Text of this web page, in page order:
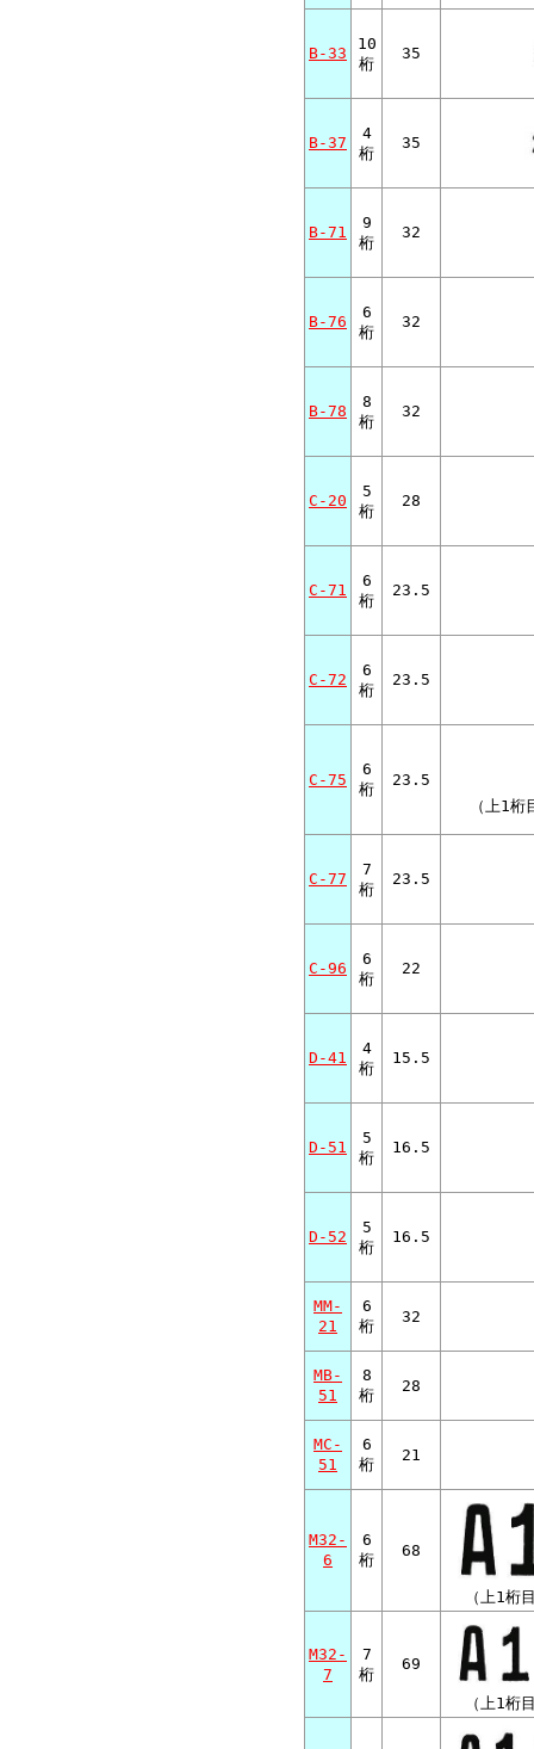
B-33
10
桁
35
B-37
4
桁
35
B-71
9
桁
32
B-76
6
桁
32
B-78
8
桁
32
C-20
5
桁
28
C-71
6
桁
23.5
C-72
6
桁
23.5
C-75
6
桁
23.5
（上1
C-77
7
桁
23.5
C-96
6
桁
22
D-41
4
桁
15.5
D-51
5
桁
16.5
D-52
5
桁
16.5
MM-
21
6
桁
32
MB-
51
8
桁
28
MC-
51
6
桁
21
M32-
6
6
桁
68
（上1
M32-
7
7
桁
69
（上1